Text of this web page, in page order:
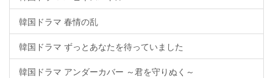
韓国ドラマ 春情の乱
韓国ドラマ ずっとあなたを待っていました
韓国ドラマ アンダーカバー ～君を守りぬく～